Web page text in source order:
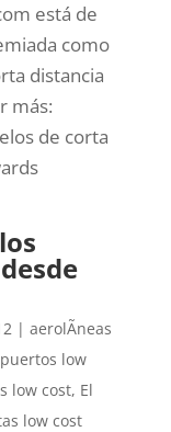
está de
como
distancia
más:
de corta
| aerolÃ­neas
low
low cost, El
low cost